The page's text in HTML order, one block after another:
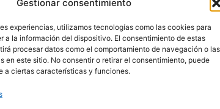
Gestionar consentimiento
experiencias, utilizamos tecnologías como las cookies para
a la información del dispositivo. El consentimiento de estas
procesar datos como el comportamiento de navegación o las
en este sitio. No consentir o retirar el consentimiento, puede
a ciertas características y funciones.